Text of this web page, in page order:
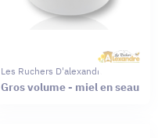
Les Ruchers D'alexandre
Gros volume - miel en seau